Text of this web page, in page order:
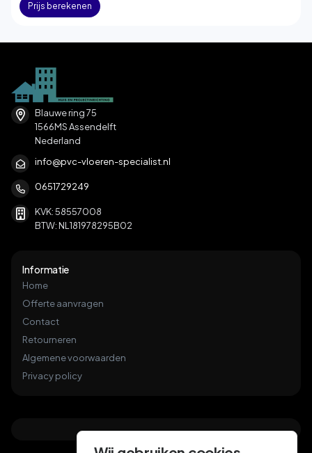
Prijs berekenen
Blauwe ring 75
1566MS Assendelft
Nederland
info@pvc-vloeren-specialist.nl
0651729249
KVK: 58557008
BTW: NL181978295B02
Informatie
Home
Offerte aanvragen
Contact
Retourneren
Algemene voorwaarden
Privacy policy